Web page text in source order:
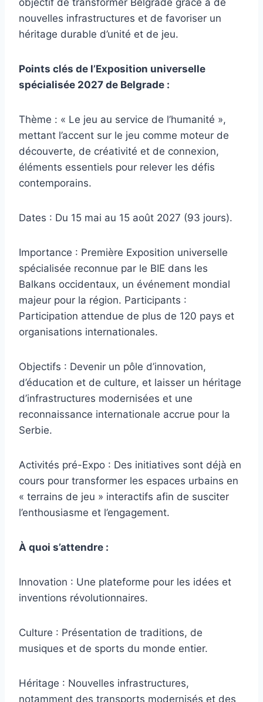
objectif de transformer Belgrade grâce à de
nouvelles infrastructures et de favoriser un
héritage durable d’unité et de jeu.
Points clés de l’Exposition universelle
spécialisée 2027 de Belgrade :
Thème : « Le jeu au service de l’humanité »,
mettant l’accent sur le jeu comme moteur de
découverte, de créativité et de connexion,
éléments essentiels pour relever les défis
contemporains.
Dates : Du 15 mai au 15 août 2027 (93 jours).
Importance : Première Exposition universelle
spécialisée reconnue par le BIE dans les
Balkans occidentaux, un événement mondial
majeur pour la région. Participants :
Participation attendue de plus de 120 pays et
organisations internationales.
Objectifs : Devenir un pôle d’innovation,
d’éducation et de culture, et laisser un héritage
d’infrastructures modernisées et une
reconnaissance internationale accrue pour la
Serbie.
Activités pré-Expo : Des initiatives sont déjà en
cours pour transformer les espaces urbains en
« terrains de jeu » interactifs afin de susciter
l’enthousiasme et l’engagement.
À quoi s’attendre :
Innovation : Une plateforme pour les idées et
inventions révolutionnaires.
Culture : Présentation de traditions, de
musiques et de sports du monde entier.
Héritage : Nouvelles infrastructures,
notamment des transports modernisés et des